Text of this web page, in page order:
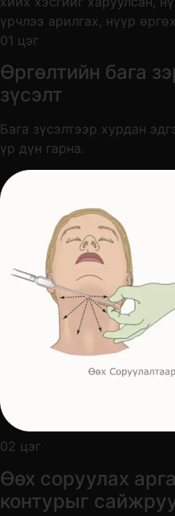
01 цэг
Өргөлтийн бага
зүсэлт
Бага зүсэлтээр хурдан
үр дүн гарна.
02 цэг
Өөх соруулах
контурыг